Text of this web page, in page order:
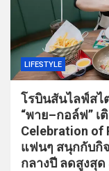
LIFESTYLE
โรบินสันไลฟ์สไ
“พาย–กอล์ฟ”
Celebration of
แฟนๆ สนุกกับกิ
กลางปี ลดสูงสุด